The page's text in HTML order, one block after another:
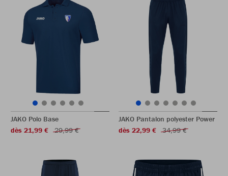
JAKO Polo Base
dès 21,99 €
29,99 €
JAKO Pantalon polyester Power
dès 22,99 €
34,99 €